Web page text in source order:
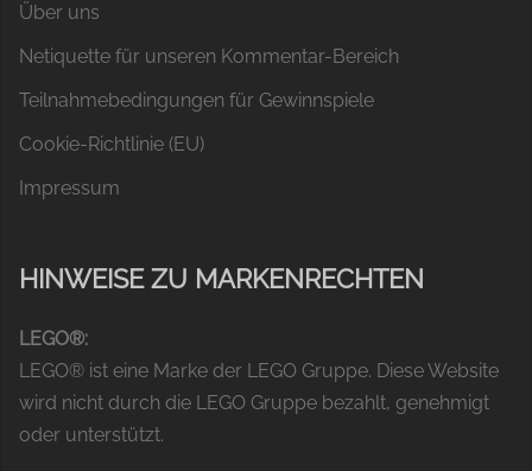
Über uns
Netiquette für unseren Kommentar-Bereich
Teilnahmebedingungen für Gewinnspiele
Cookie-Richtlinie (EU)
Impressum
HINWEISE ZU MARKENRECHTEN
LEGO®:
LEGO® ist eine Marke der LEGO Gruppe. Diese Website
wird nicht durch die LEGO Gruppe bezahlt, genehmigt
oder unterstützt.